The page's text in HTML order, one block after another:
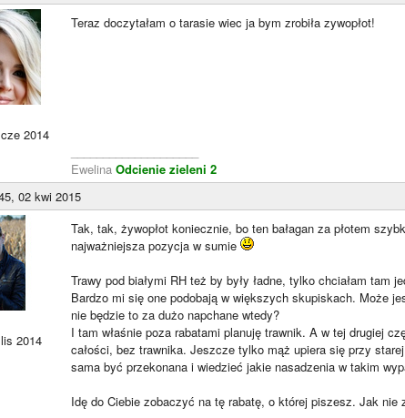
2014
Teraz doczytałam o tarasie wiec ja bym zrobiła zywopłot!
Ewelina Odcienie zieleni 2
02 kwi 2015
2014
Tak, tak, żywopłot koniecznie, bo ten bałagan za płotem
najważniejsza pozycja w sumie
Trawy pod białymi RH też by były ładne, tylko chciałam tam
Bardzo mi się one podobają w większych skupiskach. Może
nie będzie to za dużo napchane wtedy?
I tam właśnie poza rabatami planuję trawnik. A w tej drugiej
całości, bez trawnika. Jeszcze tylko mąż upiera się przy
sama być przekonana i wiedzieć jakie nasadzenia w takim
Idę do Ciebie zobaczyć na tę rabatę, o której piszesz. Jak nie